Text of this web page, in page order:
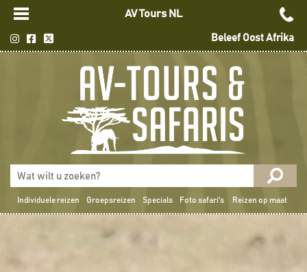
AV Tours NL
Beleef Oost Afrika
Individuele reizen Groepsreizen Specials Foto safari's Reizen op maat